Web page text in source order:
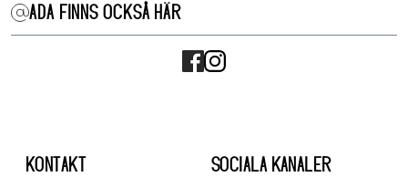
ADA FINNS OCKSÅ HÄR
KONTAKT SOCIALA KANALER